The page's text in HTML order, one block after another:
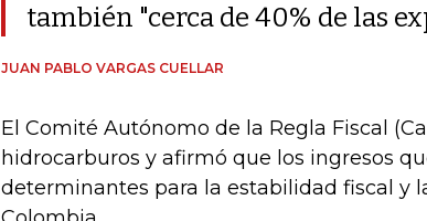
también "cerca de 40% de las
JUAN PABLO VARGAS CUELLAR
El Comité Autónomo de la Regla Fiscal
hidrocarburos y afirmó que los ingresos
determinantes para la estabilidad fiscal y